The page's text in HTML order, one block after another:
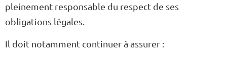
pleinement responsable du respect de ses
obligations légales.
Il doit notamment continuer à assurer :